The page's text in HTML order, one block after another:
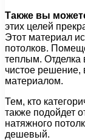
Также вы
этих целей
Этот материал
потолков.
теплым. Отделка
чистое решение,
материалом.
Тем, кто
также подойдет
натяжного
дешевый.